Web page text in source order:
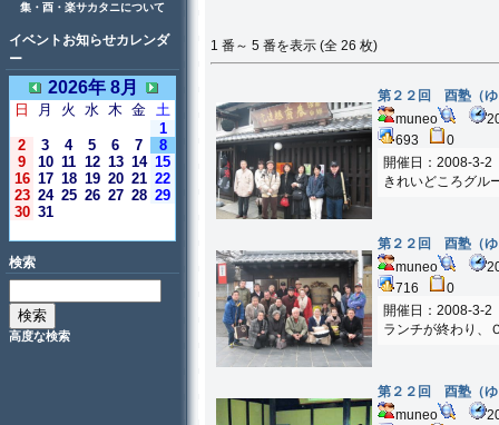
集・酉・楽サカタニについて
イベントお知らせカレンダ
ー
2026年 8月
日 月 火 水 木 金 土
1
2
3 4 5 6 7
8
9
10 11 12 13 14 15
16 17 18 19 20 21 22
23 24 25 26 27 28 29
30 31
検索
高度な検索
1 番～ 5 番を表示 (全 26 枚)
第２２回 酉塾（
muneo
693
0
開催日：2008-3-2
きれいどころグル
第２２回 酉塾（
muneo
716
0
開催日：2008-3-2
ランチが終わり、
第２２回 酉塾（
muneo